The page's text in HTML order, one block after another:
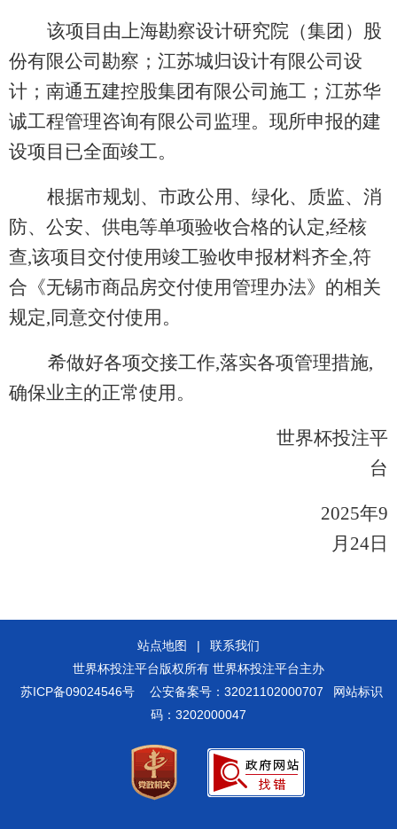
该项目由上海勘察设计研究院（集团）股
份有限公司勘察；江苏城归设计有限公司设
计；南通五建控股集团有限公司施工；江苏华
诚工程管理咨询有限公司监理。现所申报的建
设项目已全面竣工。
根据市规划、市政公用、绿化、质监、消
防、公安、供电等单项验收合格的认定,经核
查,该项目交付使用竣工验收申报材料齐全,符
合《无锡市商品房交付使用管理办法》的相关
规定,同意交付使用。
希做好各项交接工作,落实各项管理措施,
确保业主的正常使用。
世界杯投注平
台
2025年9
月24日
站点地图 |
联系我们
世界杯投注平台版权所有 世界杯投注平台主办
苏ICP备09024546号
公安备案号：32021102000707
网站标识
码：3202000047